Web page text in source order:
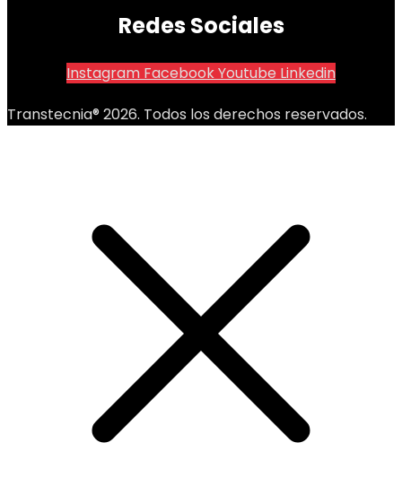
Redes Sociales
Instagram FacebookYoutube Linkedin
Transtecnia® 2026. Todos los derechos reservados.